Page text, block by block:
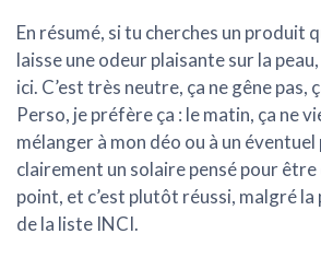
En résumé, si tu cherches un produit
laisse une odeur plaisante sur la peau,
ici. C’est très neutre, ça ne gêne pas,
Perso, je préfère ça : le matin, ça ne
mélanger à mon déo ou à un éventuel
clairement un solaire pensé pour
point, et c’est plutôt réussi, malgré
de la liste INCI.